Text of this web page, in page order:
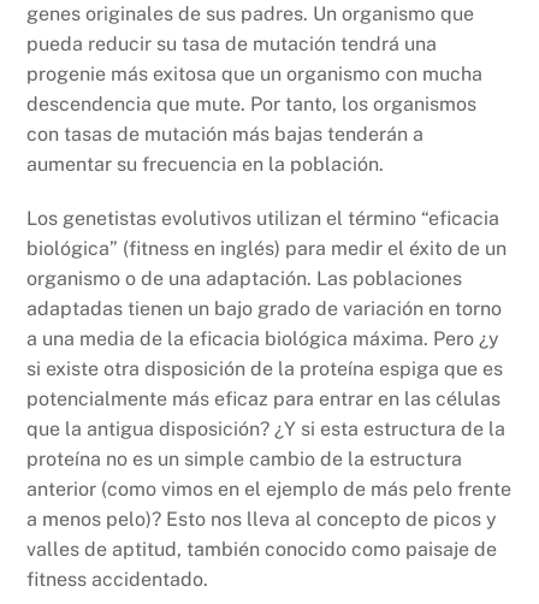
genes originales de sus padres. Un organismo que
pueda reducir su tasa de mutación tendrá una
progenie más exitosa que un organismo con mucha
descendencia que mute. Por tanto, los organismos
con tasas de mutación más bajas tenderán a
aumentar su frecuencia en la población.
Los genetistas evolutivos utilizan el término “eficacia
biológica” (fitness en inglés) para medir el éxito de un
organismo o de una adaptación. Las poblaciones
adaptadas tienen un bajo grado de variación en torno
a una media de la eficacia biológica máxima. Pero ¿y
si existe otra disposición de la proteína espiga que es
potencialmente más eficaz para entrar en las células
que la antigua disposición? ¿Y si esta estructura de la
proteína no es un simple cambio de la estructura
anterior (como vimos en el ejemplo de más pelo frente
a menos pelo)? Esto nos lleva al concepto de picos y
valles de aptitud, también conocido como paisaje de
fitness accidentado.